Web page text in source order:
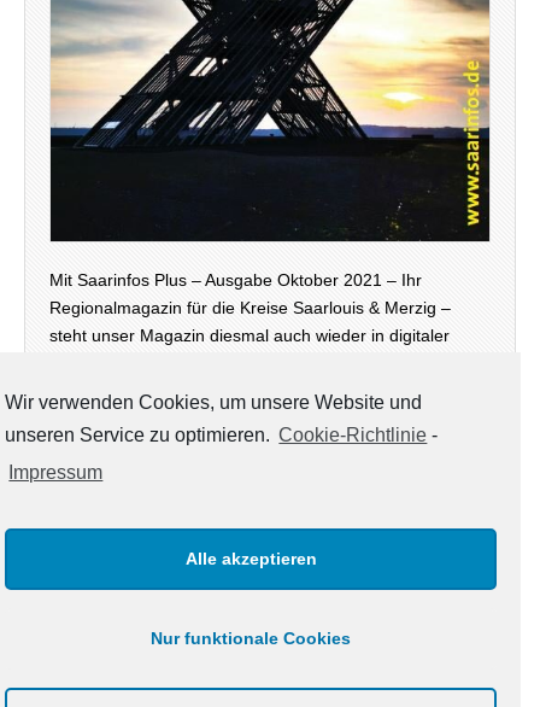
Mit Saarinfos Plus – Ausgabe Oktober 2021 – Ihr
Regionalmagazin für die Kreise Saarlouis & Merzig –
steht unser Magazin diesmal auch wieder in digitaler
öffentlichen Stellen in den Landkreisen zur Mitnahme…
Wir verwenden Cookies, um unsere Website und
unseren Service zu optimieren. Cookie-Richtlinie -
Impressum
Alle akzeptieren
Nur funktionale Cookies